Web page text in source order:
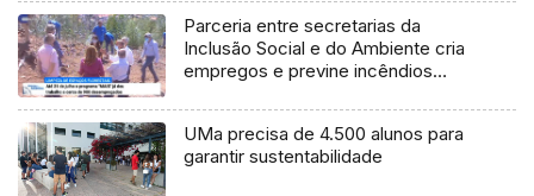
Parceria entre secretarias da
Inclusão Social e do Ambiente cria
empregos e previne incêndios
UMa precisa de 4.500 alunos para
garantir sustentabilidade